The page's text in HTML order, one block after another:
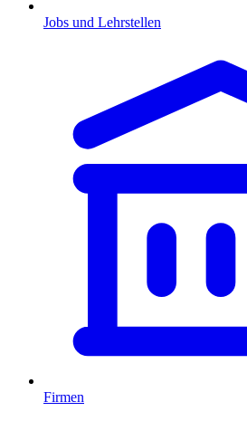
Jobs und Lehrstellen
Firmen